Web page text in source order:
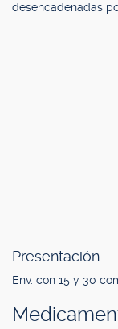
desencadenadas
Presentación.
Env. con 15 y 30